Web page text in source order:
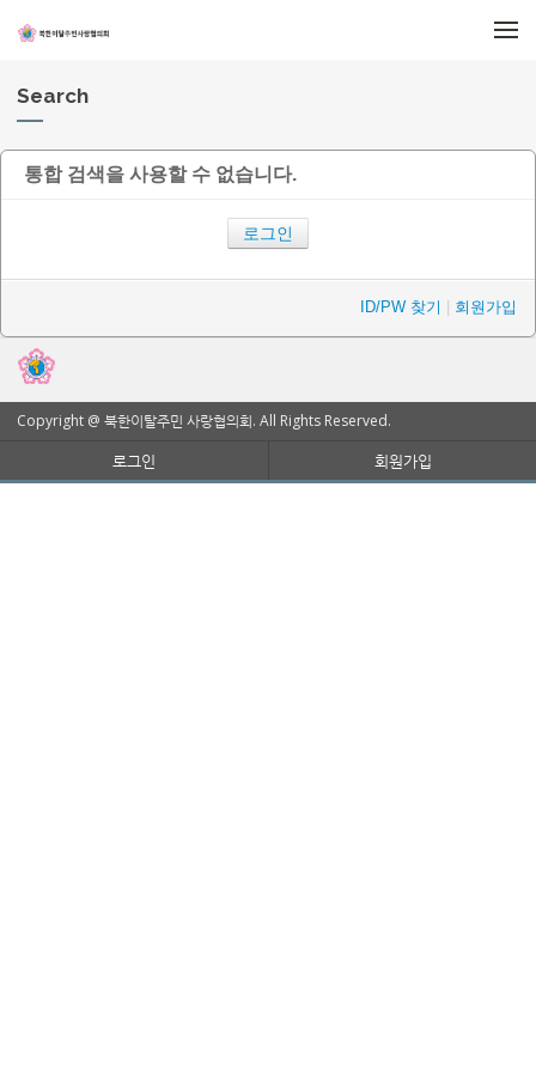
Search
통합 검색을 사용할 수 없습니다.
로그인
ID/PW 찾기 회원가입
Copyright @ 북한이탈주민 사랑협의회. All Rights Reserved.
로그인 회원가입